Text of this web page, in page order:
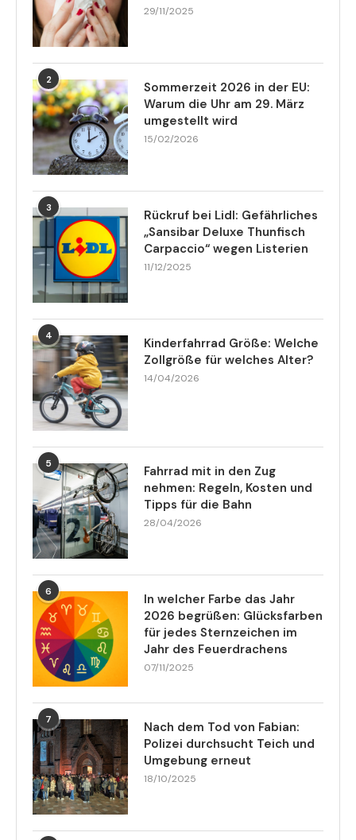
29/11/2025
2
Sommerzeit 2026 in der EU:
Warum die Uhr am 29. März
umgestellt wird
15/02/2026
3
Rückruf bei Lidl: Gefährliches
„Sansibar Deluxe Thunfisch
Carpaccio“ wegen Listerien
11/12/2025
4
Kinderfahrrad Größe: Welche
Zollgröße für welches Alter?
14/04/2026
5
Fahrrad mit in den Zug
nehmen: Regeln, Kosten und
Tipps für die Bahn
28/04/2026
6
In welcher Farbe das Jahr
2026 begrüßen: Glücksfarben
für jedes Sternzeichen im
Jahr des Feuerdrachens
07/11/2025
7
Nach dem Tod von Fabian:
Polizei durchsucht Teich und
Umgebung erneut
18/10/2025